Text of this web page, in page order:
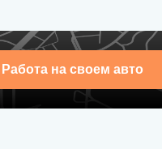
к U-Drivers —
Работа на своем авто